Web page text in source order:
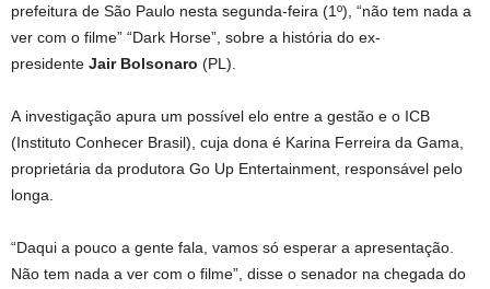
prefeitura de São Paulo nesta segunda-feira (1º), “não tem nada a
ver com o filme” “Dark Horse”, sobre a história do ex-
presidente Jair Bolsonaro (PL).
A investigação apura um possível elo entre a gestão e o ICB
(Instituto Conhecer Brasil), cuja dona é Karina Ferreira da Gama,
proprietária da produtora Go Up Entertainment, responsável pelo
longa.
“Daqui a pouco a gente fala, vamos só esperar a apresentação.
Não tem nada a ver com o filme”, disse o senador na chegada do